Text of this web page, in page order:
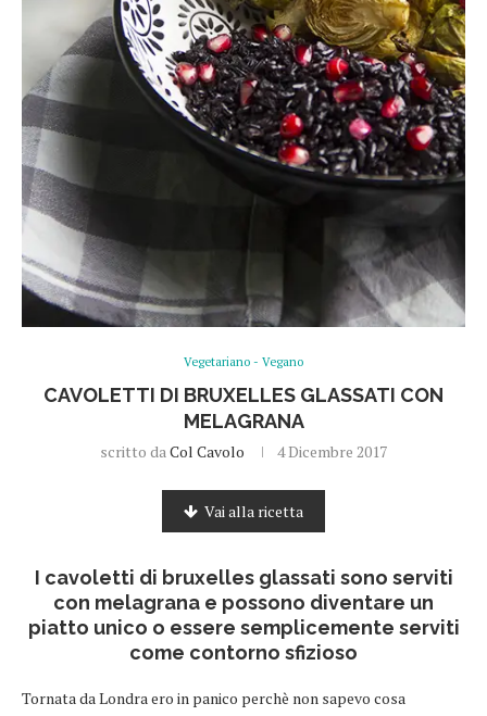
Vegetariano - Vegano
CAVOLETTI DI BRUXELLES GLASSATI CON
MELAGRANA
scritto daCol Cavolo 4 Dicembre 2017
Vai alla ricetta
I cavoletti di bruxelles glassati sono serviti
con melagrana e possono diventare un
piatto unico o essere semplicemente serviti
come contorno sfizioso
Tornata da Londra ero in panico perchè non sapevo cosa